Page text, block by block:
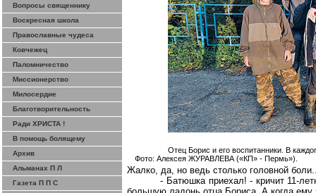
Вопросы священнику
Воскресная школа
Православные чудеса
Ковчежец
Паломничество
Миссионерство
Милосердие
Благотворительность
Ради ХРИСТА !
В помощь болящему
Архив
Альманах П Л
Газета П П С
Отец Борис и его воспитанники. В
Фото: Алексея ЖУРАВЛЕВА («КП» - Пермь»).
Жалко, да, но ведь столько головной
- Батюшка приехал! - кричит 11-